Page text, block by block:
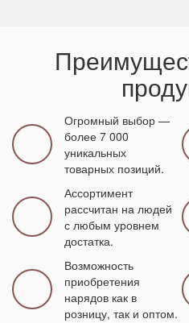
праздничного
мероприятия!
Огромный выбор —
более 7 000
уникальных
товарных позиций.
Ассортимент
рассчитан на людей
с любым уровнем
достатка.
Возможность
приобретения
нарядов как в
розницу, так и оптом.